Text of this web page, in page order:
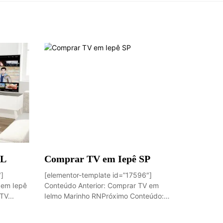
Iepê
Comprar TV em Iepê SP
[elementor-template id=”17596″]
Conteúdo Anterior: Comprar TV em
Ielmo Marinho RNPróximo Conteúdo: